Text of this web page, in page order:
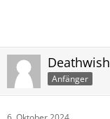
Deathwish
Anfänger